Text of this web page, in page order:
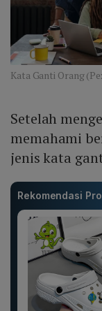
Kata Ganti Orang
Setelah
memahami
jenis kata
Rekomendasi